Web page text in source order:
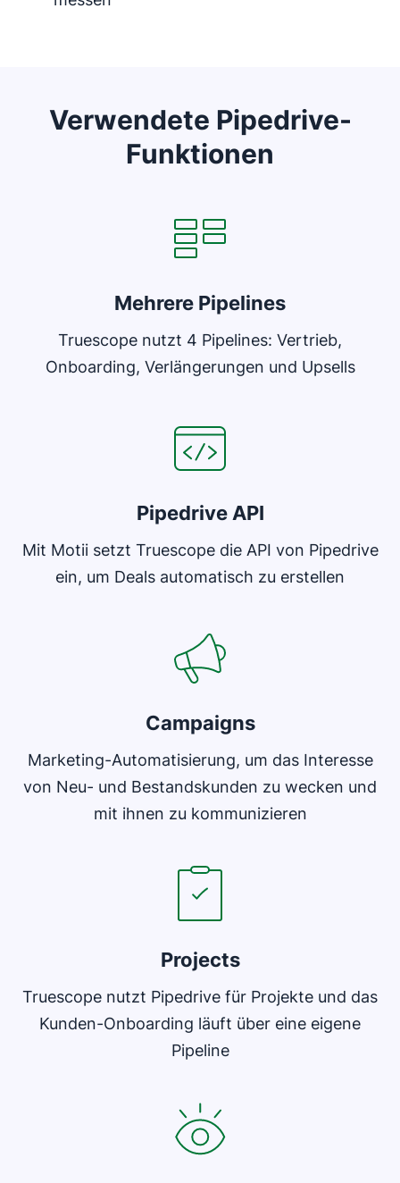
Verwendete Pipedrive-
Funktionen
Mehrere Pipelines
Truescope nutzt 4 Pipelines: Vertrieb,
Onboarding, Verlängerungen und Upsells
Pipedrive API
Mit Motii setzt Truescope die API von Pipedrive
ein, um Deals automatisch zu erstellen
Campaigns
Marketing-Automatisierung, um das Interesse
von Neu- und Bestandskunden zu wecken und
mit ihnen zu kommunizieren
Projects
Truescope nutzt Pipedrive für Projekte und das
Kunden-Onboarding läuft über eine eigene
Pipeline